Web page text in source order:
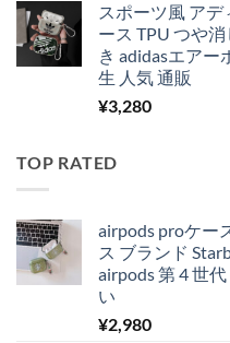
スポーツ風 ア
ース TPU つや
き adidasエアー
生 人気 通販
¥3,280
TOP RATED
airpods proケー
ス ブランド
airpods 第 4 世
い
¥2,980